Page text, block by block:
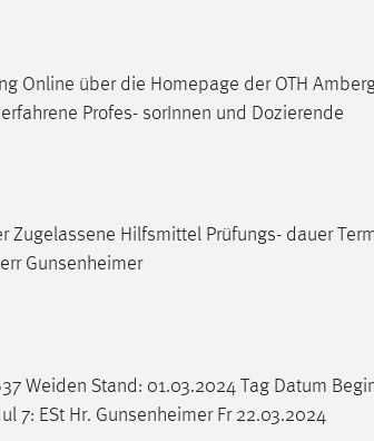
Online über die Homepage der OTH
Profes- sorInnen und Dozierende
Zugelassene Hilfsmittel Prüfungs- dauer
Gunsenheimer
Weiden Stand: 01.03.2024 Tag Datum
7: ESt Hr. Gunsenheimer Fr 22.03.2024